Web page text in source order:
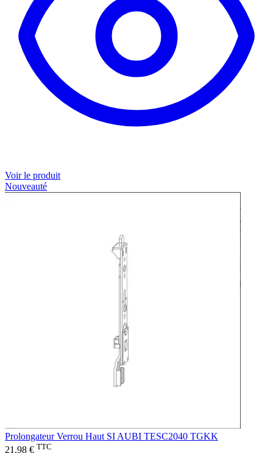
Voir le produit
Nouveauté
Prolongateur Verrou Haut SI AUBI TESC2040 TGKK
21,98 € TTC